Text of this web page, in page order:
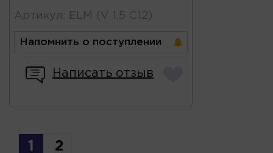
Артикул : ELM (V 1.5 C12)
Напомнить о поступлении
Написать отзыв
1 2